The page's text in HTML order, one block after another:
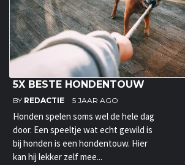
5X BESTE HONDENTOUW
BY REDACTIE 5 JAAR AGO
Honden spelen soms wel de hele dag
door. Een speeltje wat echt gewild is
bij honden is een hondentouw. Hier
kan hij lekker zelf mee...